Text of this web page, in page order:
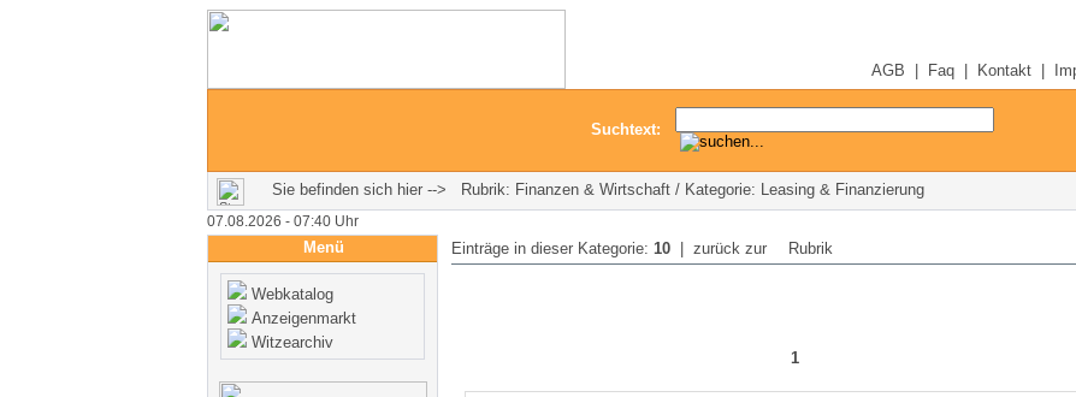
AGB Faq| Kontakt|
Suchtext:
Sie befinden sich hier --> Rubrik: Finanzen & Wirtschaft / Kategorie: Leasing & Finanzierung
07.08.2026 - 07:40 Uhr
Menü
Webkatalog
Anzeigenmarkt
Witzearchiv
Einträge in dieser Kategorie: 10| zurück zur Rubrik
1